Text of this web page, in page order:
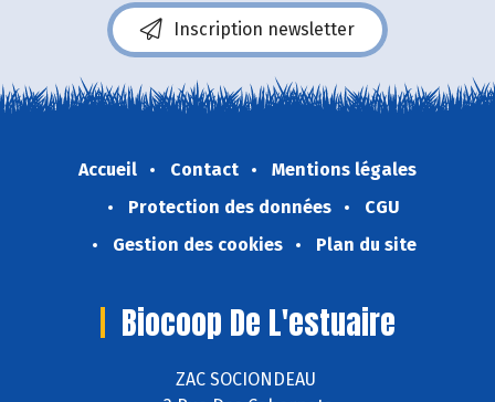
Inscription newsletter
Accueil Contact
Mentions légales
Protection des données
CGU
Gestion des cookies
Plan du site
Biocoop De L'estuaire
ZAC SOCIONDEAU